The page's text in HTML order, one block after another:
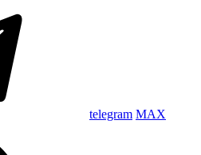
telegram MAX